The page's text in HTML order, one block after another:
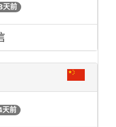
天前
前